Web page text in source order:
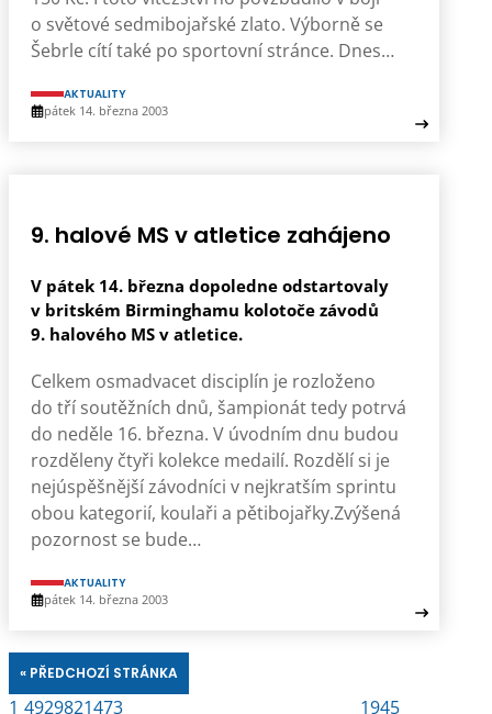
o světové sedmibojařské zlato. Výborně se
Šebrle cítí také po sportovní stránce. Dnes…
AKTUALITY
pátek 14. března 2003
9. halové MS v atletice zahájeno
V pátek 14. března dopoledne odstartovaly
v britském Birminghamu kolotoče závodů
9. halového MS v atletice.
Celkem osmadvacet disciplín je rozloženo
do tří soutěžních dnů, šampionát tedy potrvá
do neděle 16. března. V úvodním dnu budou
rozděleny čtyři kolekce medailí. Rozdělí si je
nejúspěšnější závodníci v nejkratším sprintu
obou kategorií, koulaři a pětibojařky.Zvýšená
pozornost se bude…
AKTUALITY
pátek 14. března 2003
« PŘEDCHOZÍ STRÁNKA
1 4929821473
1945